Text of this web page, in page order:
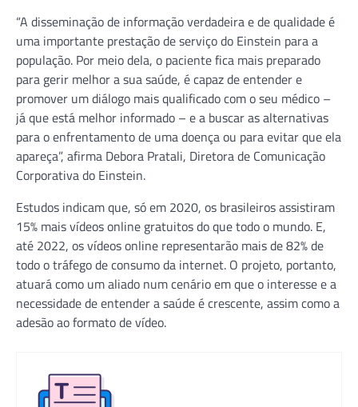
“A disseminação de informação verdadeira e de qualidade é
uma importante prestação de serviço do Einstein para a
população. Por meio dela, o paciente fica mais preparado
para gerir melhor a sua saúde, é capaz de entender e
promover um diálogo mais qualificado com o seu médico –
já que está melhor informado – e a buscar as alternativas
para o enfrentamento de uma doença ou para evitar que ela
apareça”, afirma Debora Pratali, Diretora de Comunicação
Corporativa do Einstein.
Estudos indicam que, só em 2020, os brasileiros assistiram
15% mais vídeos online gratuitos do que todo o mundo. E,
até 2022, os vídeos online representarão mais de 82% de
todo o tráfego de consumo da internet. O projeto, portanto,
atuará como um aliado num cenário em que o interesse e a
necessidade de entender a saúde é crescente, assim como a
adesão ao formato de vídeo.